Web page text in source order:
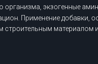
организма, экзогенные
Применение добавки,
материалом